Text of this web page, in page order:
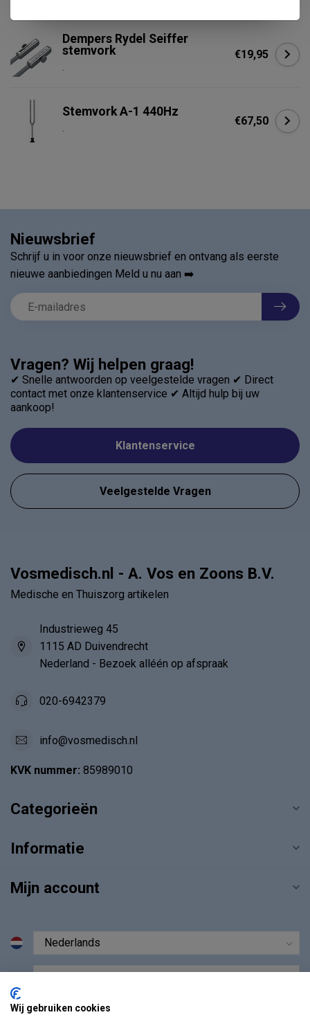
Dempers Rydel Seiffer
stemvork
.
€19,95
Stemvork A-1 440Hz
.
€67,50
Vragen? Wij helpen graag!
✔ Snelle antwoorden op veelgestelde vragen ✔ Direct
contact met onze klantenservice ✔ Altijd hulp bij uw
aankoop!
Klantenservice
Veelgestelde Vragen
Nieuwsbrief
Schrijf u in voor onze nieuwsbrief en ontvang als eerste
nieuwe aanbiedingen Meld u nu aan ➡️
Vosmedisch.nl - A. Vos en Zoons B.V.
Medische en Thuiszorg artikelen
Industrieweg 45
1115 AD Duivendrecht
Nederland - Bezoek alléén op afspraak
020-6942379
info@vosmedisch.nl
KVK nummer: 85989010
Categorieën
Informatie
Mijn account
Wij gebruiken cookies